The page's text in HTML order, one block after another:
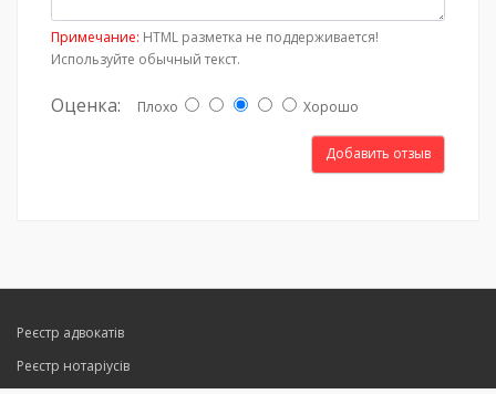
Примечание: HTML разметка не поддерживается!
Используйте обычный текст.
Оценка: Плохо Хорошо
Добавить отзыв
Реєстр адвокатів
Реєстр нотаріусів